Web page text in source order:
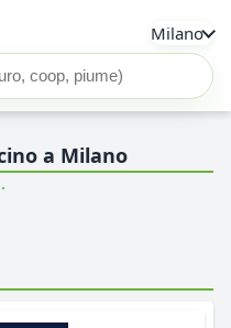
Milano
a Milano
·